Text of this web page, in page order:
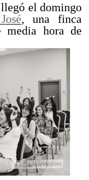
el domingo
, una finca
media hora de